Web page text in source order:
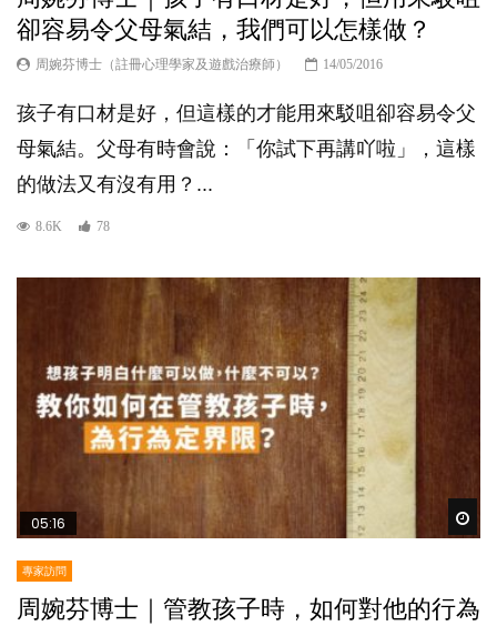
卻容易令父母氣結，我們可以怎樣做？
周婉芬博士（註冊心理學家及遊戲治療師） 14/05/2016
孩子有口材是好，但這樣的才能用來駁咀卻容易令父
母氣結。父母有時會說：「你試下再講吖啦」，這樣
的做法又有沒有用？...
8.6K 78
05:16
專家訪問
周婉芬博士｜管教孩子時，如何對他的行為